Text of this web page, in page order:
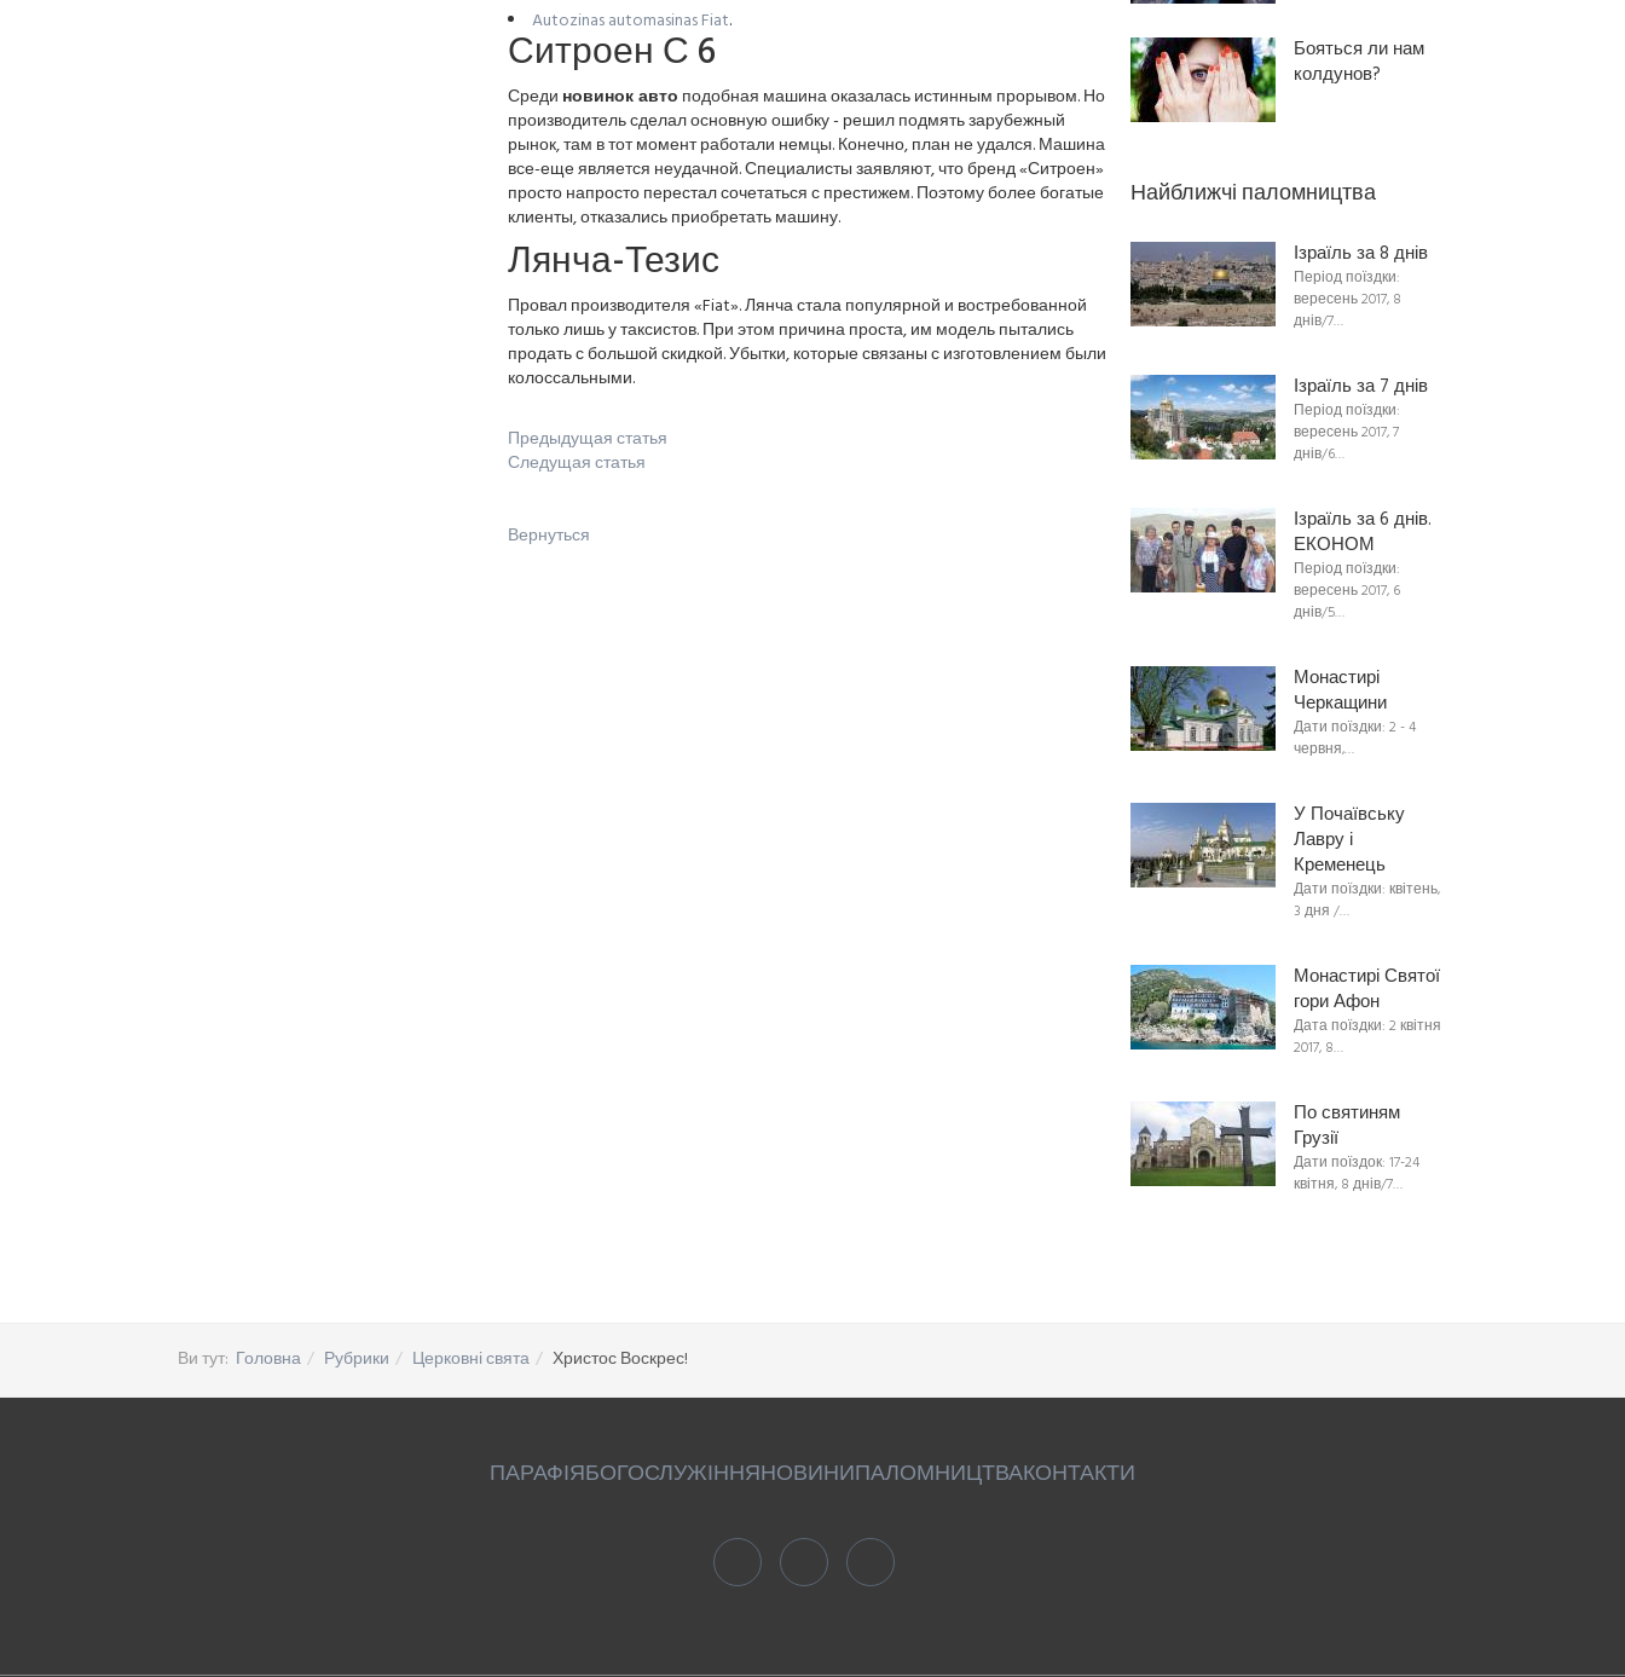
Autozinas automasinas Fiat.
Ситроен С 6
Среди новинок авто подобная машина оказалась истинным прорывом. Но
производитель сделал основную ошибку - решил подмять зарубежный
рынок, там в тот момент работали немцы. Конечно, план не удался. Машина
все-еще является неудачной. Специалисты заявляют, что бренд «Ситроен»
просто напросто перестал сочетаться с престижем. Поэтому более богатые
клиенты, отказались приобретать машину.
Лянча-Тезис
Провал производителя «Fiat». Лянча стала популярной и востребованной
только лишь у таксистов. При этом причина проста, им модель пытались
продать с большой скидкой. Убытки, которые связаны с изготовлением были
колоссальными.
Предыдущая статья
Следущая статья
Вернуться
Бояться ли нам
колдунов?
Найближчі паломництва
Ізраїль за 8 днів
Період поїздки:
вересень 2017, 8
днів/7…
Ізраїль за 7 днів
Період поїздки:
вересень 2017, 7
днів/6…
Ізраїль за 6 днів.
ЕКОНОМ
Період поїздки:
вересень 2017, 6
днів/5…
Монастирі
Черкащини
Дати поїздки: 2 - 4
червня,…
У Почаївську
Лавру і
Кременець
Дати поїздки: квітень,
3 дня /…
Монастирі Святої
гори Афон
Дата поїздки: 2 квітня
2017, 8…
По святиням
Грузії
Дати поїздок: 17-24
квітня, 8 днів/7…
Ви тут: Головна Рубрики Церковні свята Христос Воскрес!
ПАРАФІЯБОГОСЛУЖІННЯНОВИНИПАЛОМНИЦТВАКОНТАКТИ